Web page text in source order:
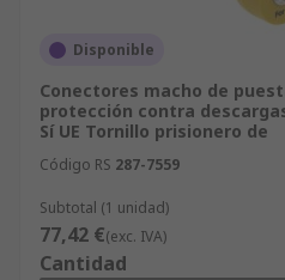
Disponible
Conectores macho de
protección contra
Sí UE Tornillo prisionero de
Código RS 287-7559
Subtotal (1 unidad)
77,42 €(exc. IVA)
Cantidad